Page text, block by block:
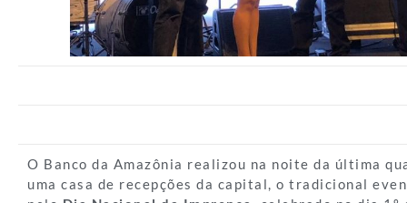
O Banco da Amazônia realizou na noite da última
uma casa de recepções da capital, o tradicional